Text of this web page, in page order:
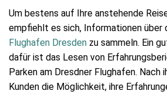
Um bestens auf Ihre anstehende
empfiehlt es sich, Informationen über
Flughafen Dresden zu sammeln. Ein
dafür ist das Lesen von
Parken am Dresdner Flughafen. Nach
Kunden die Möglichkeit, ihre